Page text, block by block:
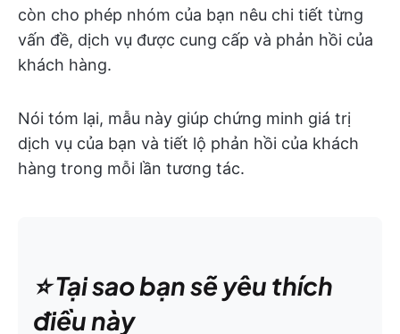
còn cho phép nhóm của bạn nêu chi tiết từng
vấn đề, dịch vụ được cung cấp và phản hồi của
khách hàng.
Nói tóm lại, mẫu này giúp chứng minh giá trị
dịch vụ của bạn và tiết lộ phản hồi của khách
hàng trong mỗi lần tương tác.
⭐️ Tại sao bạn sẽ yêu thích
điều này